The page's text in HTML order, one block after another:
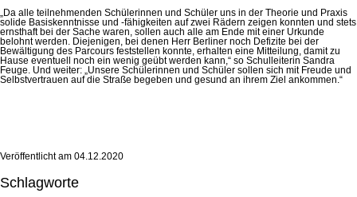
„Da alle teilnehmenden Schülerinnen und Schüler uns in der Theorie und Praxis
solide Basiskenntnisse und -fähigkeiten auf zwei Rädern zeigen konnten und stets
ernsthaft bei der Sache waren, sollen auch alle am Ende mit einer Urkunde
belohnt werden. Diejenigen, bei denen Herr Berliner noch Defizite bei der
Bewältigung des Parcours feststellen konnte, erhalten eine Mitteilung, damit zu
Hause eventuell noch ein wenig geübt werden kann,“ so Schulleiterin Sandra
Feuge. Und weiter: „Unsere Schülerinnen und Schüler sollen sich mit Freude und
Selbstvertrauen auf die Straße begeben und gesund an ihrem Ziel ankommen.“
Veröffentlicht am 04.12.2020
Schlagworte